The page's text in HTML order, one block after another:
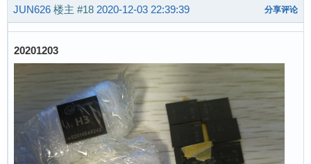
JUN626 楼主 #18 2020-12-03 22:39:39 分享评论
20201203